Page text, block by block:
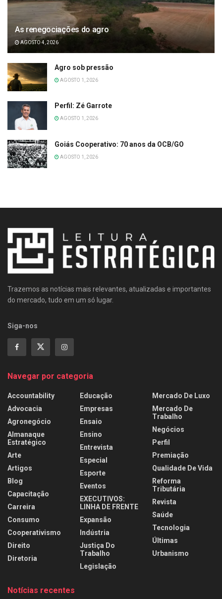
As renegociações do agro
AGOSTO 4, 2026
Agro sob pressão
AGOSTO 1, 2026
Perfil: Zé Garrote
AGOSTO 1, 2026
Goiás Cooperativo: 70 anos da OCB/GO
AGOSTO 1, 2026
Trazemos as notícias mais relevantes, atualizadas e importantes
do mercado, tudo em um só lugar.
Siga-nos
Navegar por categoria
Accountability
Advocacia
Agronegócio
Almanaque
Estratégico
Arte
Artigos
Blog
Capacitação
Carreira
Consumo
Cooperativismo
Direito
Diretoria
Educação
Empresas
Ensaio
Ensino
Entrevista
Especial
Esporte
Eventos
EXECUTIVOS:
LINHA DE FRENTE
Expansão
Indústria
Justiça Do
Trabalho
Legislação
Mercado De Luxo
Mercado De
Trabalho
Negócios
Perfil
Premiação
Qualidade De Vida
Reforma
Tributária
Revista
Saúde
Tecnologia
Últimas
Urbanismo
Notícias recentes